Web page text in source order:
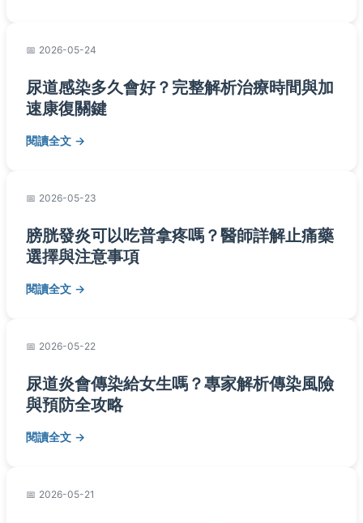
2026-05-24
尿道感染多久會好？完整解析治療時間與加
速康復關鍵
閱讀全文
2026-05-23
膀胱發炎可以吃普拿疼嗎？醫師詳解止痛藥
選擇與注意事項
閱讀全文
2026-05-22
尿道炎會傳染給女生嗎？專家解析傳染風險
與預防全攻略
閱讀全文
2026-05-21